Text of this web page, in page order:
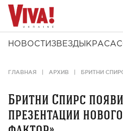
НОВОСТИ ЗВЕЗДЫ КРАСА
ГЛАВНАЯ АРХИВ БРИТНИ
Бритни Спирс
презентации